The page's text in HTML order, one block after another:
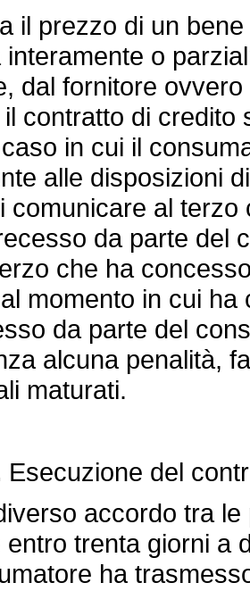
prezzo di un bene
o
dal fornitore
contratto di
in cui il
alle disposizioni
comunicare al
da parte del
che ha
momento in cui
da parte del
alcuna penalità,
maturati.
Esecuzione del
accordo tra le
entro trenta giorni a
ha